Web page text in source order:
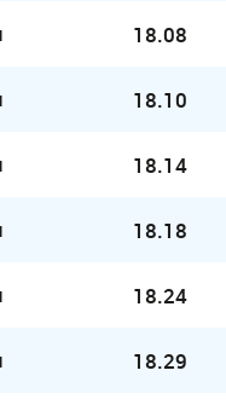
18.08
18.10
18.14
18.18
18.24
18.29